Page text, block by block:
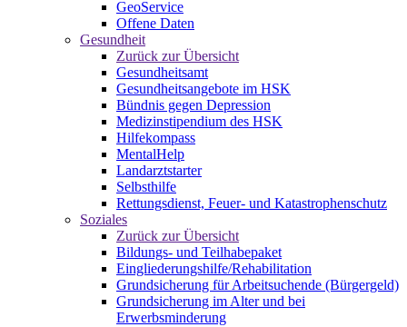
GeoService
Offene Daten
Gesundheit
Zurück zur Übersicht
Gesundheitsamt
Gesundheitsangebote im HSK
Bündnis gegen Depression
Medizinstipendium des HSK
Hilfekompass
MentalHelp
Landarztstarter
Selbsthilfe
Rettungsdienst, Feuer- und Katastrophenschutz
Soziales
Zurück zur Übersicht
Bildungs- und Teilhabepaket
Eingliederungshilfe/Rehabilitation
Grundsicherung für Arbeitsuchende (Bürgergeld)
Grundsicherung im Alter und bei
Erwerbsminderung